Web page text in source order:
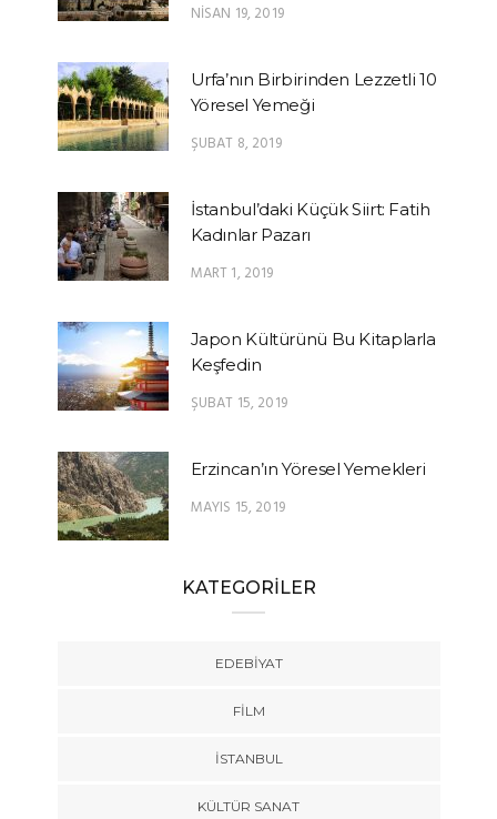
NISAN 19, 2019
Urfa’nın Birbirinden Lezzetli 10
Yöresel Yemeği
ŞUBAT 8, 2019
İstanbul’daki Küçük Siirt: Fatih
Kadınlar Pazarı
MART 1, 2019
Japon Kültürünü Bu Kitaplarla
Keşfedin
ŞUBAT 15, 2019
Erzincan’ın Yöresel Yemekleri
MAYIS 15, 2019
KATEGORİLER
EDEBIYAT
FILM
İSTANBUL
KÜLTÜR SANAT